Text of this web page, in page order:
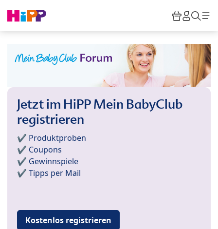
HiPP
Jetzt im HiPP Mein BabyClub
registrieren
✔️ Produktproben
✔️ Coupons
✔️ Gewinnspiele
✔️ Tipps per Mail
Kostenlos registrieren